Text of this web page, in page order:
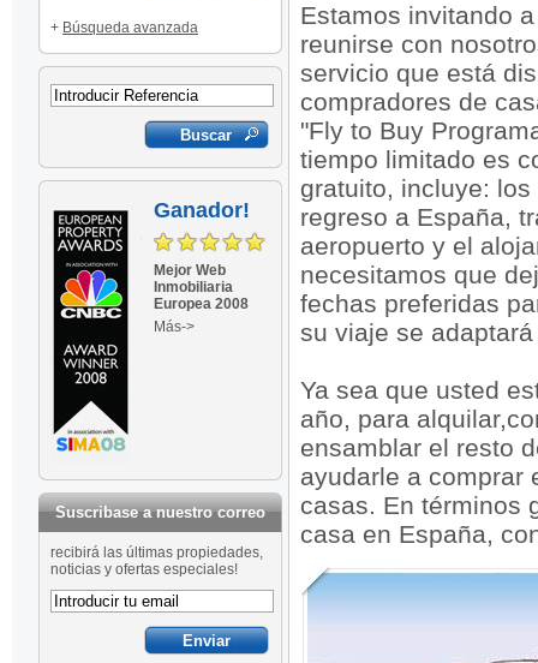
+ Búsqueda avanzada
Ganador!
Mejor Web
Inmobiliaria
Europea 2008
Más->
Suscribase a nuestro correo
recibirá las últimas propiedades,
noticias y ofertas especiales!
Estamos invitando
reunirse con
servicio que está
compradores de
"Fly to Buy
tiempo limitado es
gratuito, incluye:
regreso a España,
aeropuerto y el
necesitamos que
fechas preferidas
su viaje se
Ya sea que usted
año, para
ensamblar el resto
ayudarle a comprar
casas. En términos
casa en España,